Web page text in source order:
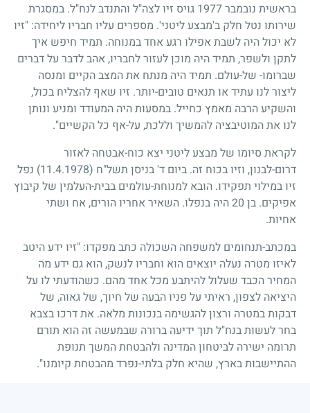
בראשית נובמבר1977 גויס זיו לצה"ל והתנדב לנח"ל. במסגרת
שירותו נטל חלק ב'מבצע ליטני'. מספרים עליו חבריו ליחידה: "זיו
לא יכול היה לשבת אפילו רגע אחד במנוחה. תמיד חיפש איך
לתקן ולשפר, תמיד היה מוכן לעזור לחבריו, אהב לדבר על דברים
שברומו- של-עולם. תמיד היה מנתח את המצב הקיים ומנסה
ליצור לנו עתיד או תנאים טובים-יותר. זיו שאף להצליח בכול,
והשקיע הרבה מאמץ כחייל. במסעות היה המעודד ומניע ונותן
לנו את המוטיבציה להמשיך וללכת, על-אף כל הקשיים".
לקראת סיומו של מבצע ליטני יצא כוח-אבטחה לאזור
דרום-לבנון, וזיו בכוח זה. ביום ד' בניסן תשל"ח (11.4.1978)
נפל
זיו במילוי תפקידו. הובא למנוחת-עולמים בבית-העלמין של קיבוץ
אפיקים. בן 20היה בנפלו. השאיר אחריו הורים, אח ושתי
אחיות.
במכתב-תנחומים למשפחה השכולה כתב מפקדו: "זיו ידע היטב
לאיזו מטרה נעלה יוצאים הוא וחבריו לנשק, הוא גם ידע מה
המחיר הכבד שעלול להיתבע מכל אחד מהם. כשהודעתי לו על
היציאה לצפון, ראיתי על פניו הבעה של חיוך, של גאוה, של
דבקות במטרה ורצון להגשימה בנכונות מלאה. את דרכו בצבא
בחר לעשות בנח"ל תוך ידיעה ברורה שבמעשה זה הוא תורם
תרומה ישירה לביטחון המדינה ולהבטחת המשך תנופת
ההתיישבות בארץ, שהיא חלק בלתי-נפרד מהבטחת קיומנו".